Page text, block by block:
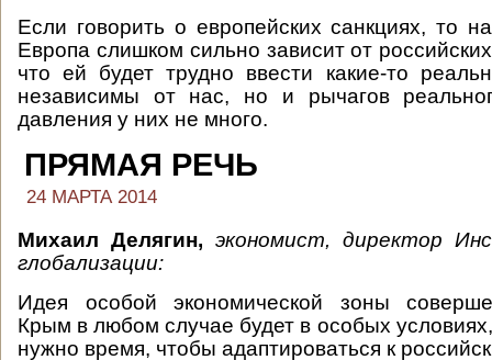
Если говорить о европейских санкциях, то
Европа слишком сильно зависит от российских
что ей будет трудно ввести какие-то
независимы от нас, но и рычагов
давления у них не много.
ПРЯМАЯ РЕЧЬ
24 МАРТА 2014
Михаил Делягин, экономист, директор
глобализации:
Идея особой экономической зоны
Крым в любом случае будет в особых
нужно время, чтобы адаптироваться к